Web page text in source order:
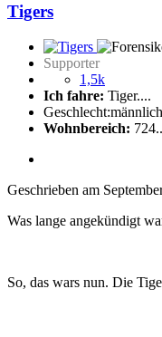
Tigers
Supporter
1,5k
Ich fahre: Tiger....
Geschlecht:männlich
Wohnbereich: 724..
Geschrieben am
Was lange angekündigt
So, das wars nun. Die